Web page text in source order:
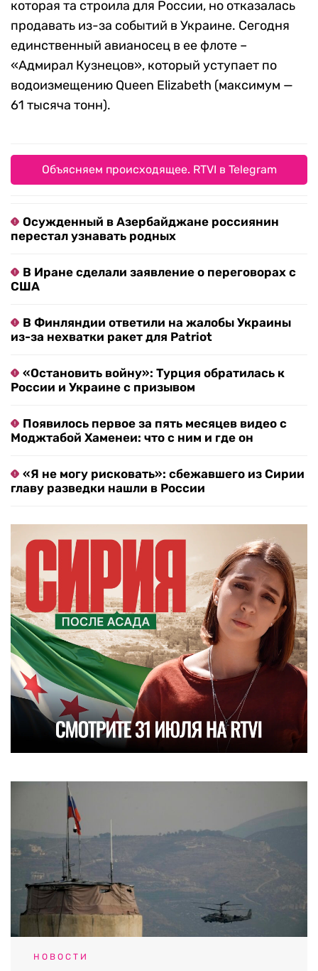
которая та строила для России, но отказалась
продавать из-за событий в Украине. Сегодня
единственный авианосец в ее флоте –
«Адмирал Кузнецов», который уступает по
водоизмещению Queen Elizabeth (максимум —
61 тысяча тонн).
Объясняем происходящее. RTVI в Telegram
Осужденный в Азербайджане россиянин
перестал узнавать родных
В Иране сделали заявление о переговорах с
США
В Финляндии ответили на жалобы Украины
из-за нехватки ракет для Patriot
«Остановить войну»: Турция обратилась к
России и Украине с призывом
Появилось первое за пять месяцев видео с
Моджтабой Хаменеи: что с ним и где он
«Я не могу рисковать»: сбежавшего из Сирии
главу разведки нашли в России
НОВОСТИ